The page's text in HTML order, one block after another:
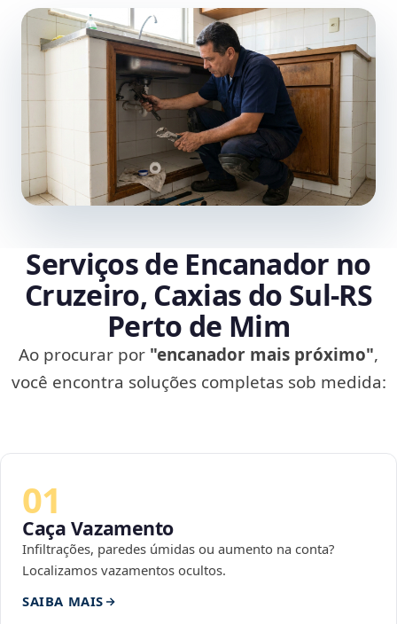
Serviços de Encanador no
Cruzeiro, Caxias do Sul‑RS
Perto de Mim
Ao procurar por "encanador mais próximo",
você encontra soluções completas sob medida:
01
Caça Vazamento
Infiltrações, paredes úmidas ou aumento na conta?
Localizamos vazamentos ocultos.
SAIBA MAIS